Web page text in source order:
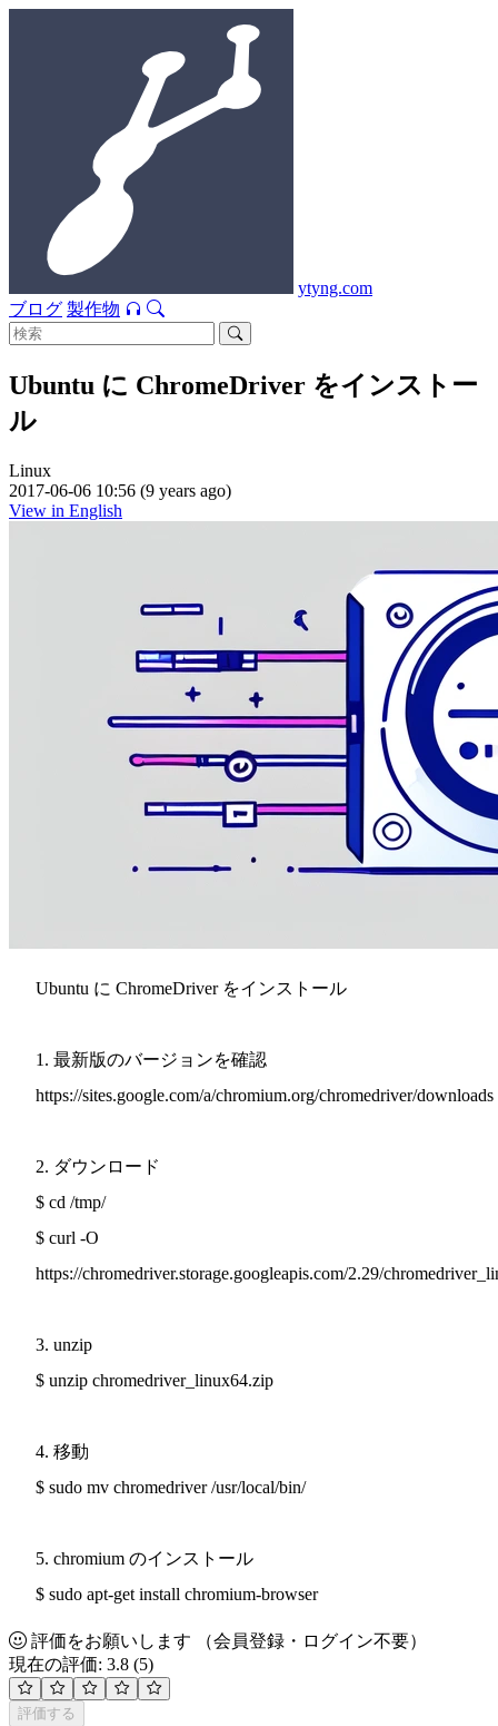
ytyng.com
ブログ 製作物
Ubuntu に ChromeDriver をインストー
ル
Linux
2017-06-06 10:56 (9 years ago)
View in English
Ubuntu に ChromeDriver をインストール
1. 最新版のバージョンを確認
https://sites.google.com/a/chromium.org/chromedriver/downloads
2. ダウンロード
$ cd /tmp/
$ curl -O
https://chromedriver.storage.googleapis.com/2.29/
3. unzip
$ unzip chromedriver_linux64.zip
4. 移動
$ sudo mv chromedriver /usr/local/bin/
5. chromium のインストール
$ sudo apt-get install chromium-browser
評価をお願いします
（会員登録・ログイン不要）
現在の評価: 3.8 (5)
評価する